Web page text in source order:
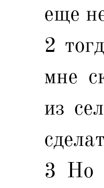
еще
2
мне
из
3 Но